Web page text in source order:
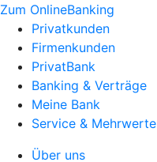
Zum OnlineBanking
Privatkunden
Firmenkunden
PrivatBank
Banking & Verträge
Meine Bank
Service & Mehrwerte
Über uns